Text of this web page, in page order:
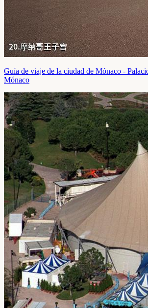
Guía de viaje de la ciudad de Mónaco -
Mónaco